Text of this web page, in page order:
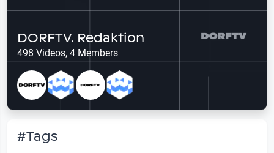
DORFTV. Redaktion
498 Videos, 4 Members
#Tags